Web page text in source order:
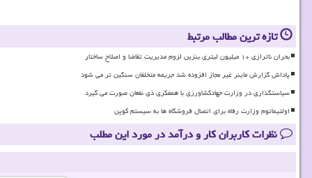
تازه ترین مطالب مرتبط
بحران ناترازی ۱۰ میلیون لیتری بنزین لزوم مدیریت تقاضا و اصلاح ساختار
پاداش گزارش ماینر غیر مجاز افزوده شد جریمه متخلفان سنگین تر می شود
سیاستگذاری در وزارت جهادکشاورزی با همفکری ذی نفعان صورت می گیرد
اولتیماتوم وزارت رفاه برای اتصال فروشگاه ها به سیستم کوپن
نظرات کاربران کار و درآمد در مورد این مطلب